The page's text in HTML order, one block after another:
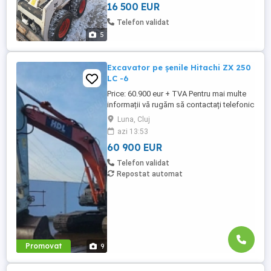
5
16 500 EUR
Telefon validat
Promovat 9
Excavator pe șenile Hitachi ZX 250
LC -6
Price: 60.900 eur + TVA Pentru mai multe
informații vă rugăm să contactați telefonic
la numerele: tel: 0743 131 559 sau: 0751
268 586 Excavator pe șenile Hitachi ZX
250 LC -6 An Fabricație : 2016 ore de
funcționare: 9.5387 Caracteristici: 28 tone
instalație picon instalație clește cupă ...
Luna, Cluj
azi 13:53
60 900 EUR
Telefon validat
Repostat automat